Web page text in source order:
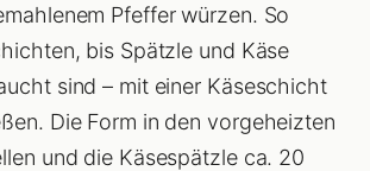
Pfeffer würzen. So
bis Spätzle und Käse
sind – mit einer Käseschicht
Die Form in den vorgeheizten
und die Käsespätzle ca. 20